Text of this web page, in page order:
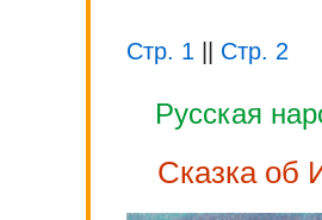
Стр. 1
Стр. 2
Русская
Сказка об